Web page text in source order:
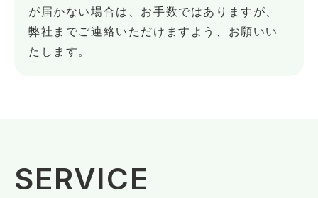
が届かない場合は、お手数ではありますが、
弊社までご連絡いただけますよう、お願いい
たします。
SERVICE